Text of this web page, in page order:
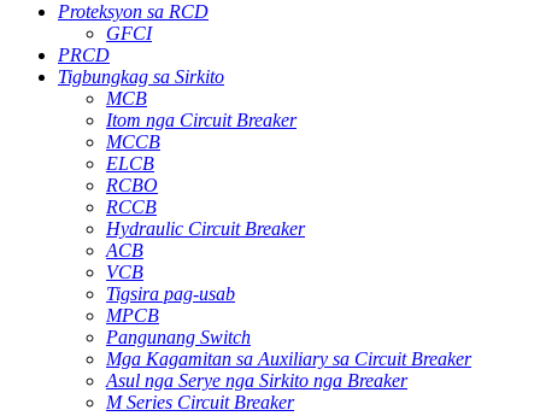
Proteksyon sa RCD
GFCI
PRCD
Tigbungkag sa Sirkito
MCB
Itom nga Circuit Breaker
MCCB
ELCB
RCBO
RCCB
Hydraulic Circuit Breaker
ACB
VCB
Tigsira pag-usab
MPCB
Pangunang Switch
Mga Kagamitan sa Auxiliary sa Circuit Breaker
Asul nga Serye nga Sirkito nga Breaker
M Series Circuit Breaker